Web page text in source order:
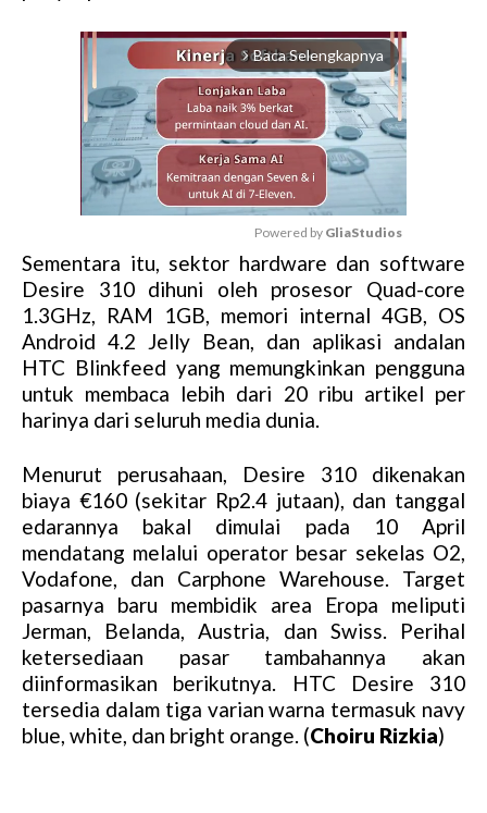
arrow_forward_ios Baca Selengkapnya
M
u
t
e
Powered by GliaStudios
Sementara itu, sektor hardware dan software
Desire 310 dihuni oleh prosesor Quad-core
1.3GHz, RAM 1GB, memori internal 4GB, OS
Android 4.2 Jelly Bean, dan aplikasi andalan
HTC Blinkfeed yang memungkinkan pengguna
untuk membaca lebih dari 20 ribu artikel per
harinya dari seluruh media dunia.
Menurut perusahaan, Desire 310 dikenakan
biaya €160 (sekitar Rp2.4 jutaan), dan tanggal
edarannya bakal dimulai pada 10 April
mendatang melalui operator besar sekelas O2,
Vodafone, dan Carphone Warehouse. Target
pasarnya baru membidik area Eropa meliputi
Jerman, Belanda, Austria, dan Swiss. Perihal
ketersediaan pasar tambahannya akan
diinformasikan berikutnya. HTC Desire 310
tersedia dalam tiga varian warna termasuk navy
blue, white, dan bright orange. (Choiru Rizkia)